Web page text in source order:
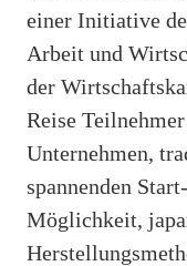
einer Initiative
Arbeit und
der
Reise
Unternehmen,
spannenden
Möglichkeit,